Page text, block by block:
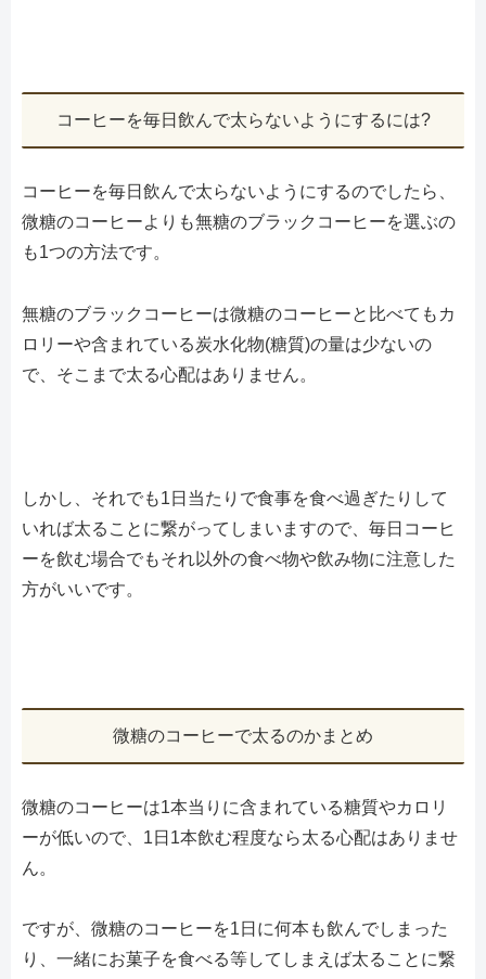
コーヒーを毎日飲んで太らないようにするには?
コーヒーを毎日飲んで太らないようにするのでしたら、
微糖のコーヒーよりも無糖のブラックコーヒーを選ぶの
も1つの方法です。
無糖のブラックコーヒーは微糖のコーヒーと比べてもカ
ロリーや含まれている炭水化物(糖質)の量は少ないの
で、そこまで太る心配はありません。
しかし、それでも1日当たりで食事を食べ過ぎたりして
いれば太ることに繋がってしまいますので、毎日コーヒ
ーを飲む場合でもそれ以外の食べ物や飲み物に注意した
方がいいです。
微糖のコーヒーで太るのかまとめ
微糖のコーヒーは1本当りに含まれている糖質やカロリ
ーが低いので、1日1本飲む程度なら太る心配はありませ
ん。
ですが、微糖のコーヒーを1日に何本も飲んでしまった
り、一緒にお菓子を食べる等してしまえば太ることに繋